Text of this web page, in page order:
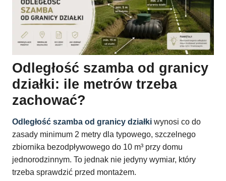
Odległość szamba od granicy
działki: ile metrów trzeba
zachować?
Odległość szamba od granicy działki wynosi co do
zasady minimum 2 metry dla typowego, szczelnego
zbiornika bezodpływowego do 10 m³ przy domu
jednorodzinnym. To jednak nie jedyny wymiar, który
trzeba sprawdzić przed montażem.